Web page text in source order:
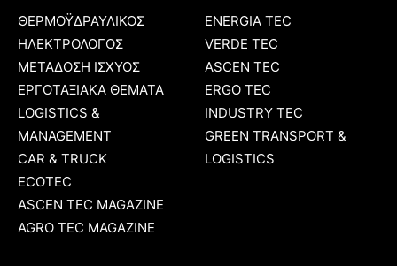
ΘΕΡΜΟΫΔΡΑΥΛΙΚΟΣ
ΗΛΕΚΤΡΟΛΟΓΟΣ
ΜΕΤΑΔΟΣΗ ΙΣΧΥΟΣ
ΕΡΓΟΤΑΞΙΑΚΑ ΘΕΜΑΤΑ
LOGISTICS &
MANAGEMENT
CAR & TRUCK
ECOTEC
ASCEN TEC MAGAZINE
AGRO TEC MAGAZINE
ENERGIA TEC
VERDE TEC
ASCEN TEC
ERGO TEC
INDUSTRY TEC
GREEN TRANSPORT &
LOGISTICS